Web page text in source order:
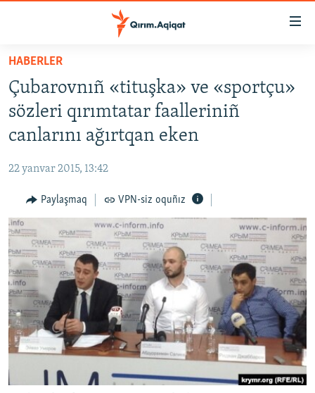
Esas
qaytmaq
Baş
navigatsiyağa
qaytmaq
Qıdıruvğa
qaytmaq
HABERLER
SİYASET
İQTİSADİYAT
MEDENİYET
İNSAN AQLARI
VİDEO
SÜRET
BLOGLAR
FİKİR
Русский
Українською
HABERLER
Çubarovnıñ «tituşka» ve «sportçu»
sözleri qırımtatar faalleriniñ
canlarını ağırtqan eken
22 yanvar 2015, 13:42
Paylaşmaq VPN-siz oquñız